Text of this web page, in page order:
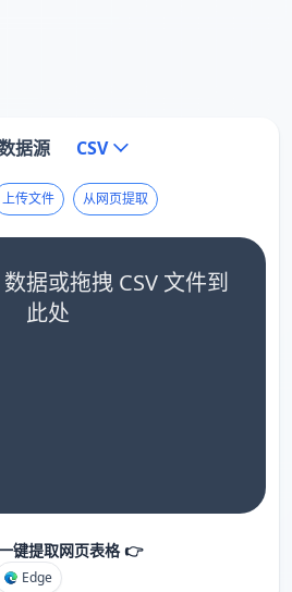
据源 CSV
上传文件 从网页提取
据或拖拽 CSV 文件到
此处
键提取网页表格 👉
Edge